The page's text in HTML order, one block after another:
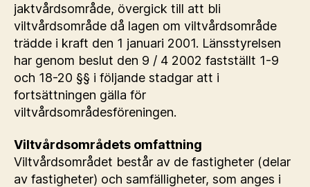
jaktvårdsområde, övergick till att bli
viltvårdsområde då lagen om viltvårdsområde
trädde i kraft den 1 januari 2001. Länsstyrelsen
har genom beslut den 9 / 4 2002 fastställt 1-9
och 18-20 §§ i följande stadgar att i
fortsättningen gälla för
viltvårdsområdesföreningen.
Viltvårdsområdets omfattning
Viltvårdsområdet består av de fastigheter (delar
av fastigheter) och samfälligheter, som anges i